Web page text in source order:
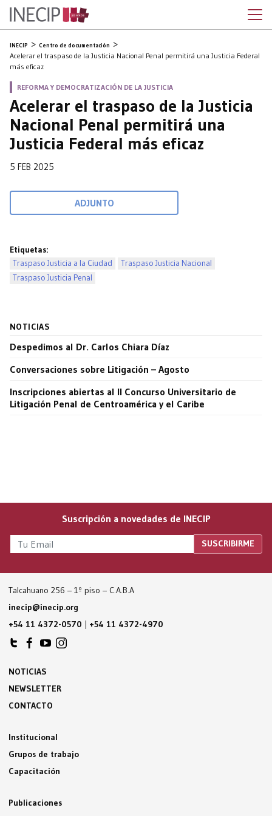
INECIP Centro de documentación
Acelerar el traspaso de la Justicia Nacional Penal permitirá una Justicia Federal
más eficaz
REFORMA Y DEMOCRATIZACIÓN DE LA JUSTICIA
Acelerar el traspaso de la Justicia
Nacional Penal permitirá una
Justicia Federal más eficaz
5 FEB 2025
ADJUNTO
Etiquetas:
Traspaso Justicia a la Ciudad
Traspaso Justicia Nacional
Traspaso Justicia Penal
NOTICIAS
Despedimos al Dr. Carlos Chiara Díaz
Conversaciones sobre Litigación – Agosto
Inscripciones abiertas al II Concurso Universitario de
Litigación Penal de Centroamérica y el Caribe
Suscripción a novedades de INECIP
Talcahuano 256 – 1º piso – C.A.B.A
inecip@inecip.org
+54 11 4372-0570 | +54 11 4372-4970
NOTICIAS
NEWSLETTER
CONTACTO
Institucional
Grupos de trabajo
Capacitación
Publicaciones